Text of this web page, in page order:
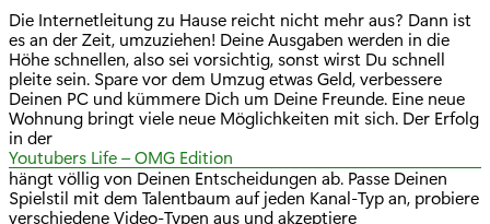
Die Internetleitung zu Hause reicht nicht mehr aus? Dann ist
es an der Zeit, umzuziehen! Deine Ausgaben werden in die
Höhe schnellen, also sei vorsichtig, sonst wirst Du schnell
pleite sein. Spare vor dem Umzug etwas Geld, verbessere
Deinen PC und kümmere Dich um Deine Freunde. Eine neue
Wohnung bringt viele neue Möglichkeiten mit sich. Der Erfolg
in der
Youtubers Life – OMG Edition
hängt völlig von Deinen Entscheidungen ab. Passe Deinen
Spielstil mit dem Talentbaum auf jeden Kanal-Typ an, probiere
verschiedene Video-Typen aus und akzeptiere